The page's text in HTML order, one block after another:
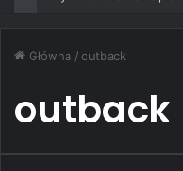
Główna / outback
outback